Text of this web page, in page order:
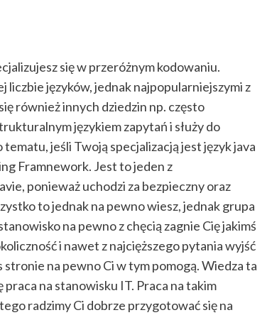
się w przeróżnym kodowaniu.
liczbie języków, jednak najpopularniejszymi z
również innych dziedzin np. często
językiem zapytań i służy do
jeśli Twoją specjalizacją jest język java
Framnework. Jest to jeden z
ponieważ uchodzi za bezpieczny oraz
to jednak na pewno wiesz, jednak grupa
na pewno z chęcią zagnie Cię jakimś
i nawet z najcięższego pytania wyjść
na pewno Ci w tym pomogą. Wiedza ta
na stanowisku IT. Praca na takim
radzimy Ci dobrze przygotować się na